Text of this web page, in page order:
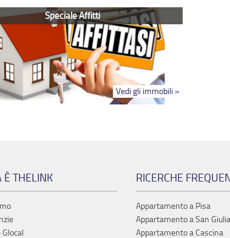
Speciale Affitti
Vedi gli immobili »
È THELINK RICERCHE
Appartamento a Pisa
Appartamento a San
Appartamento a Cascina